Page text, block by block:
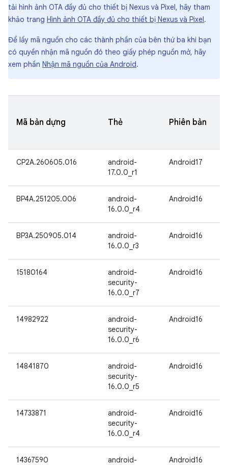
tải hình ảnh OTA đầy đủ cho thiết bị Nexus và Pixel, hãy tham
khảo trang Hình ảnh OTA đầy đủ cho thiết bị Nexus và Pixel.
Để lấy mã nguồn cho các thành phần của bên thứ ba khi bạn
có quyền nhận mã nguồn đó theo giấy phép nguồn mở, hãy
xem phần Nhận mã nguồn của Android.
Mã bản dựng Thẻ Phiên bản
CP2A.260605.016
android-
17.0.0_r1
Android17
BP4A.251205.006
android-
16.0.0_r4
Android16
BP3A.250905.014
android-
16.0.0_r3
Android16
15180164
android-
security-
16.0.0_r7
Android16
14982922
android-
security-
16.0.0_r6
Android16
14841870
android-
security-
16.0.0_r5
Android16
14733871
android-
security-
16.0.0_r4
Android16
14367590
android-
Android16